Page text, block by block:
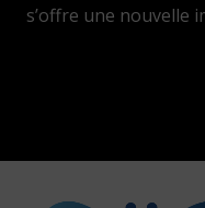
s’offre une nouvelle